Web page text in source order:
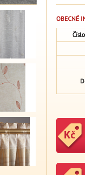
OBECNÉ